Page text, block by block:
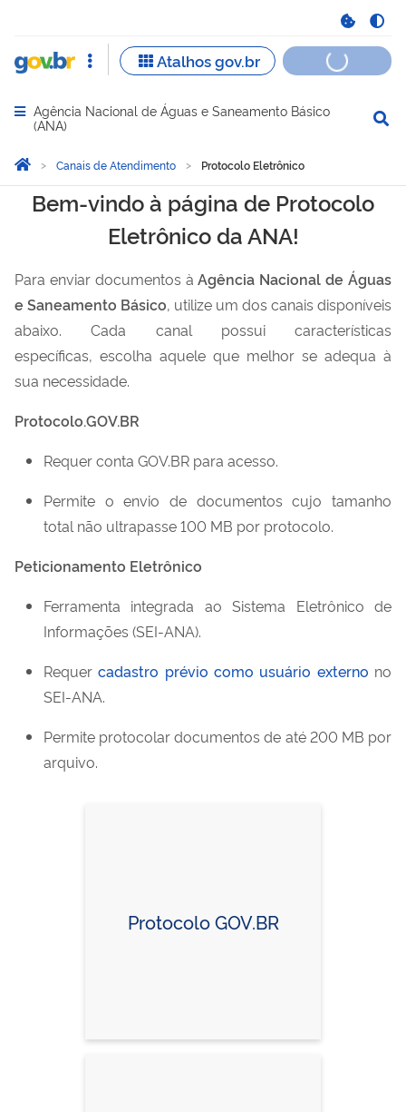
Abrir menu principal de navegação
Agência Nacional de Águas e Saneamento Básico
(ANA)
Você está aqui:
Página Inicial
Canais de Atendimento Protocolo Eletrônico
Protocolo Eletrônico
Bem-vindo à página de Protocolo
Eletrônico da ANA!​
Para enviar documentos àAgência Nacional de Águas
e Saneamento Básico, utilize um dos canais disponíveis
abaixo.
Cada canal possui características
específicas, escolha aquele que melhor se adequa à
sua necessidade.
Protocolo.GOV.BR
Requerconta GOV.BR para acesso.
Permite o envio de documentos cujo tamanho
total não ultrapasse 100 MB por protocolo.
Peticionamento Eletrônico
Ferramenta integrada ao Sistema Eletrônico de
Informações (SEI-ANA).
Requercadastro prévio como usuário externo no
SEI-ANA.
Permite protocolar documentos de até 200 MB por
arquivo.
Protocolo GOV.BR